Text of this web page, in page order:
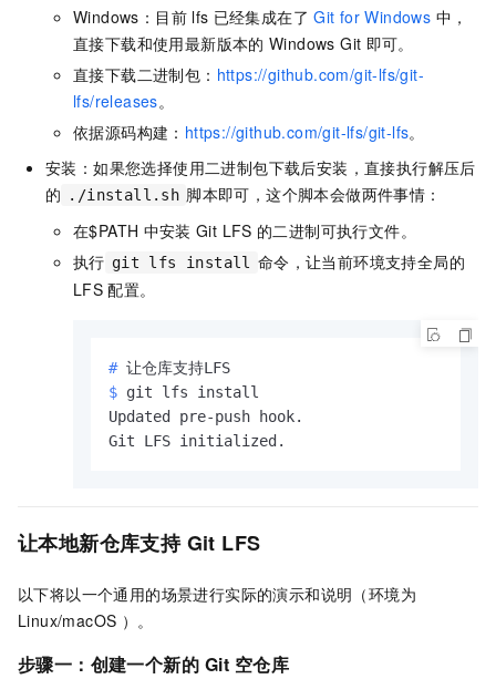
Windows：目前 lfs 已经集成在了 Git for Windows 中，
直接下载和使用最新版本的 Windows Git 即可。
直接下载二进制包： https://github.com/git-lfs/git-
lfs/releases。
依据源码构建： https://github.com/git-lfs/git-lfs。
安装：如果您选择使用二进制包下载后安装，直接执行解压后
的
./install.sh 脚本即可，这个脚本会做两件事情：
在$PATH 中安装 Git LFS 的二进制可执行文件。
执行 git lfs install 命令，让当前环境支持全局的
LFS 配置。
# 让仓库支持LFS
$ git lfs install
Updated pre-push hook.
Git LFS initialized.
让本地新仓库支持 Git LFS
以下将以一个通用的场景进行实际的演示和说明（环境为
Linux/macOS ）。
步骤一：创建一个新的 Git 空仓库